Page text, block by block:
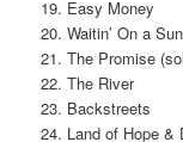
19. Easy Money
20. Waitin’ On a
21. The Promise
22. The River
23. Backstreets
24. Land of Hope &